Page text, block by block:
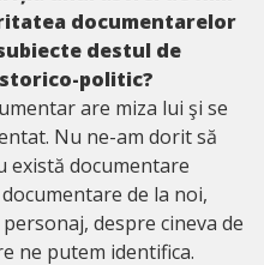
documentarelor
destul de
politic?
are miza lui şi se
Nu ne-am dorit să
există documentare
de la noi,
despre cineva de
ne putem identifica.